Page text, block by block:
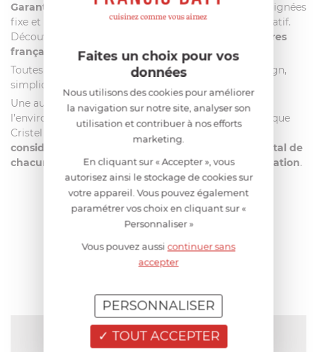
Garantie »
obtenue fin 2012 pour ses collections à poignées
fixe et amovible en est le témoignage le plus significatif.
Découvrez l’
d’articles culinaires
français
Toutes les collections Cristel offrent ergonomie, design,
simplicité d’utilisation, et technicité.
Une autre valeur essentielle de la marque :
l’environnement.
Depuis plus de 20 ans
déjà, la marque
Cristel met
un point d’honneur à prendre en
considération et respecter l’impact environnemental de
chacun de ses produits de la conception à la réalisation.
AIDE AU CHOIX
AVIS CLIENT
NOTE MOYENNE
Pas encore de note
Faites un choix pour vos
données
Nous utilisons des cookies pour améliorer
la navigation sur notre site, analyser son
utilisation et contribuer à nos efforts
marketing.
En cliquant sur « Accepter », vous
autorisez ainsi le stockage de cookies sur
votre appareil. Vous pouvez également
paramétrer vos choix en cliquant sur «
Personnaliser »
Vous pouvez aussicontinuer sans
accepter
TOUT ACCEPTER
PERSONNALISER